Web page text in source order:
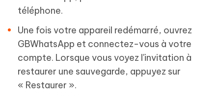
téléphone.
Une fois votre appareil redémarré, ouvrez
GBWhatsApp et connectez-vous à votre
compte. Lorsque vous voyez l'invitation à
restaurer une sauvegarde, appuyez sur
« Restaurer ».